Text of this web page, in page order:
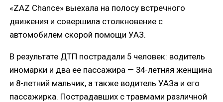
«ZAZ Chance» выехала на полосу встречного
движения и совершила столкновение с
автомобилем скорой помощи УАЗ.
В результате ДТП пострадали 5 человек: водитель
иномарки и два ее пассажира — 34-летняя женщина
и 8-летний мальчик, а также водитель УАЗа и его
пассажирка. Пострадавших с травмами различной